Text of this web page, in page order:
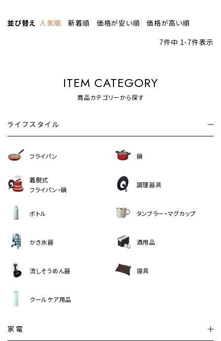
並び替え 人気順 新着順 価格が安い順
価格が高い順
7件中 1-7件表示
ITEM CATEGORY
商品カテゴリーから探す
ライフスタイル
フライパン 鍋
着脱式
フライパン・鍋
調理器具
ボトル タンブラー・マグカップ
かき氷器 酒用品
流しそうめん器 寝具
クールケア用品
家電